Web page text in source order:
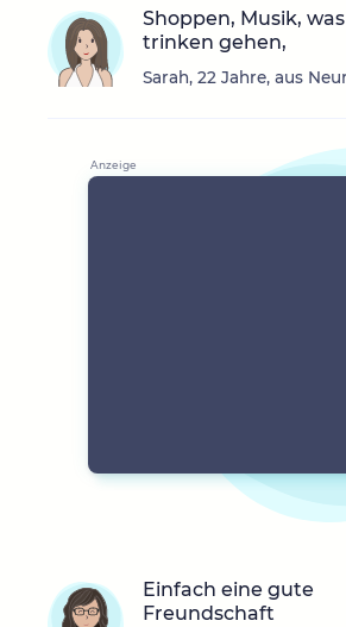
Shoppen, Musik, was
trinken gehen,
Sarah, 22 Jahre, aus
Einfach eine gute
Freundschaft